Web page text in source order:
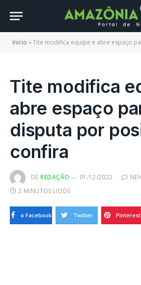
Início »Tite modifica equipe e abre espaço para
Tite modifica
abre espaço
disputa por
confira
DE REDAÇÃO 01/12/2022
2 MINUTOS LIDOS
o Facebook Twitter Pinterest